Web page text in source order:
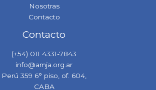
Nosotras
Contacto
Contacto
(+54) 011 4331-7843
info@amja.org.ar
Perú 359 6° piso, of. 604,
CABA